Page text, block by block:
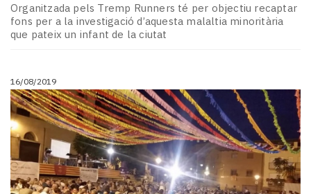
Organitzada pels Tremp Runners té per objectiu recaptar
fons per a la investigació d’aquesta malaltia minoritària
que pateix un infant de la ciutat
16/08/2019